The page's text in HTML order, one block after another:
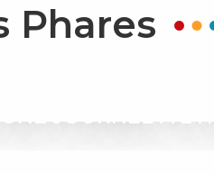
Phares
UNE JOURNÉE À